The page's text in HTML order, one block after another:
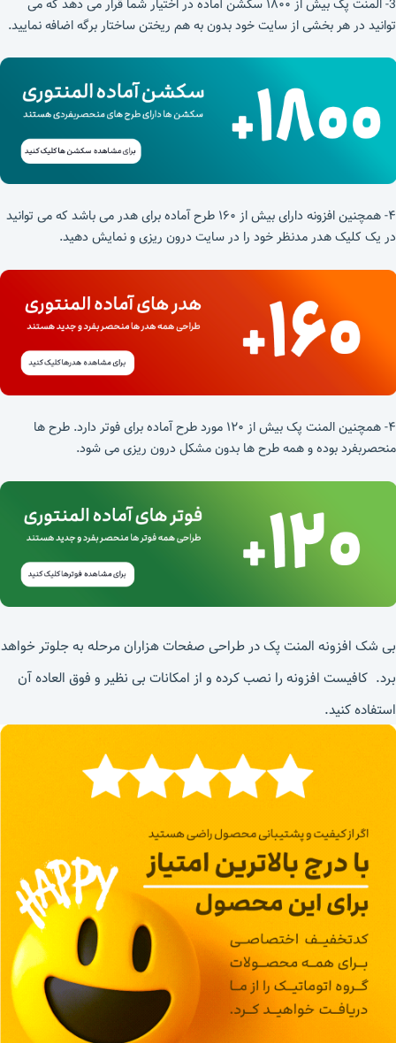
3- المنت پک بیش از ۱۸۰۰ سکشن آماده در اختیار شما قرار می دهد که می
توانید در هر بخشی از سایت خود بدون به هم ریختن ساختار برگه اضافه نمایید.
۴- همچنین افزونه دارای بیش از ۱۶۰ طرح آماده برای هدر می باشد که می توانید
در یک کلیک هدر مدنظر خود را در سایت درون ریزی و نمایش دهید.
۴- همچنین المنت پک بیش از ۱۲۰ مورد طرح آماده برای فوتر دارد. طرح ها
منحصربفرد بوده و همه طرح ها بدون مشکل درون ریزی می شود.
بی شک افزونه المنت پک در طراحی صفحات هزاران مرحله به جلوتر خواهد
برد. کافیست افزونه را نصب کرده و از امکانات بی نظیر و فوق العاده آن
استفاده کنید.